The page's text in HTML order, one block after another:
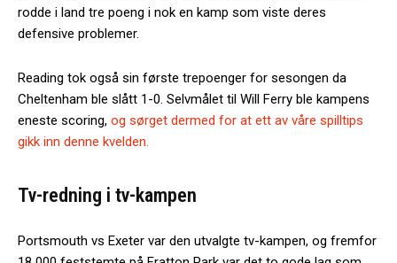
rodde i land tre poeng i nok en kamp som viste deres
defensive problemer.
Reading tok også sin første trepoenger for sesongen da
Cheltenham ble slått 1-0. Selvmålet til Will Ferry ble kampens
eneste scoring, og sørget dermed for at ett av våre spilltips
gikk inn denne kvelden.
Tv-redning i tv-kampen
Portsmouth vs Exeter var den utvalgte tv-kampen, og fremfor